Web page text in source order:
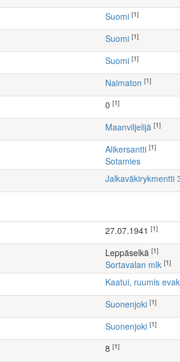
Suomi [1]
Suomi [1]
Suomi [1]
Naimaton [1]
[1]
maanviljelijä [1]
Alikersantti [1]
Sotamies
27.07.1941 [1]
Leppäselkä [1]
Sortavalan mlk [1]
Kaatui, ruumis
Suonenjoki [1]
Suonenjoki [1]
[1]